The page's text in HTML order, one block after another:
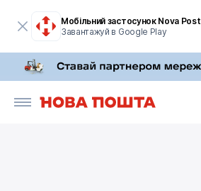
Мобільний застосунок Nova Post
Завантажуй в Google Play